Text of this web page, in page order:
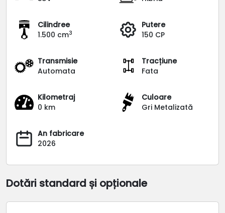
Cilindree
1.500 cm3
Putere
150 CP
Transmisie
Automata
Tracțiune
Fata
Kilometraj
0 km
Culoare
Gri Metalizată
An fabricare
2026
Dotări standard și opționale